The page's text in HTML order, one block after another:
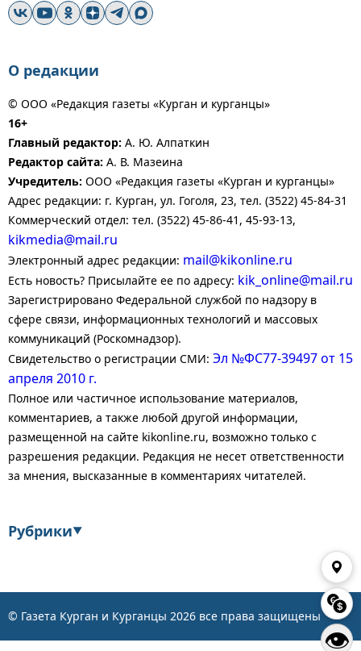
👁
О редакции
© ООО «Редакция газеты «Курган и курганцы»
16+
Главный редактор: А. Ю. Алпаткин
Редактор сайта: А. В. Мазеина
Учредитель: ООО «Редакция газеты «Курган и курганцы»
Адрес редакции: г. Курган, ул. Гоголя, 23, тел. (3522) 45-84-31
Коммерческий отдел: тел. (3522) 45-86-41, 45-93-13,
kikmedia@mail.ru
Электронный адрес редакции: mail@kikonline.ru
Есть новость? Присылайте ее по адресу: kik_online@mail.ru
Зарегистрировано Федеральной службой по надзору в
сфере связи, информационных технологий и массовых
коммуникаций (Роскомнадзор).
Свидетельство о регистрации СМИ: Эл №ФС77-39497 от 15
апреля 2010 г.
Полное или частичное использование материалов,
комментариев, а также любой другой информации,
размещенной на сайте kikonline.ru, возможно только с
разрешения редакции. Редакция не несет ответственности
за мнения, высказанные в комментариях читателей.
Рубрики▼
© Газета Курган и Курганцы 2026 все права защищены